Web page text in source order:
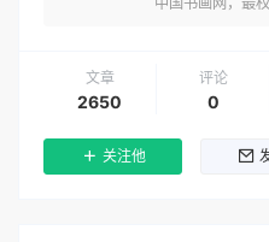
文章
2650
评论
0
关注他